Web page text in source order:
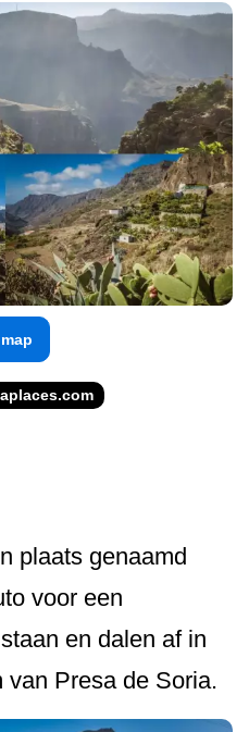
plaats genaamd
voor een
en dalen af in
van Presa de Soria.